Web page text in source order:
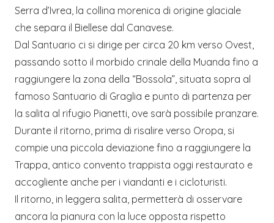
Serra d’Ivrea, la collina morenica di origine glaciale
che separa il Biellese dal Canavese.
Dal Santuario ci si dirige per circa 20 km verso Ovest,
passando sotto il morbido crinale della Muanda fino a
raggiungere la zona della “Bossola”, situata sopra al
famoso Santuario di Graglia e punto di partenza per
la salita al rifugio Pianetti, ove sarà possibile pranzare.
Durante il ritorno, prima di risalire verso Oropa, si
compie una piccola deviazione fino a raggiungere la
Trappa, antico convento trappista oggi restaurato e
accogliente anche per i viandanti e i cicloturisti.
Il ritorno, in leggera salita, permetterà di osservare
ancora la pianura con la luce opposta rispetto